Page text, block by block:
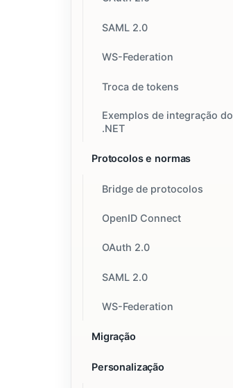
SAML 2.0
WS-Federation
Troca de tokens
Exemplos de integração do
.NET
Protocolos e normas
Bridge de protocolos
OpenID Connect
OAuth 2.0
SAML 2.0
WS-Federation
Migração
Personalização